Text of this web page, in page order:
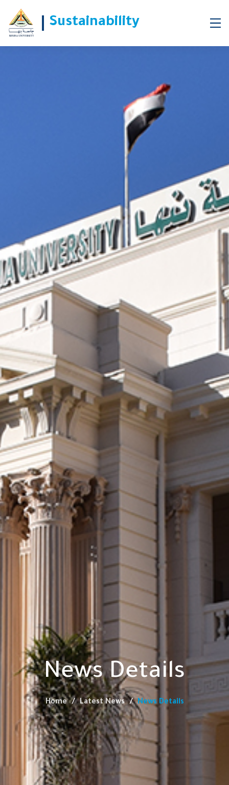
لخدمة المجتمع المحلى .. الجيزاوى يفتتح معرض تسويق منتجات
كليات جامعة بنهاSustainability
News Details
Home Latest News News Details